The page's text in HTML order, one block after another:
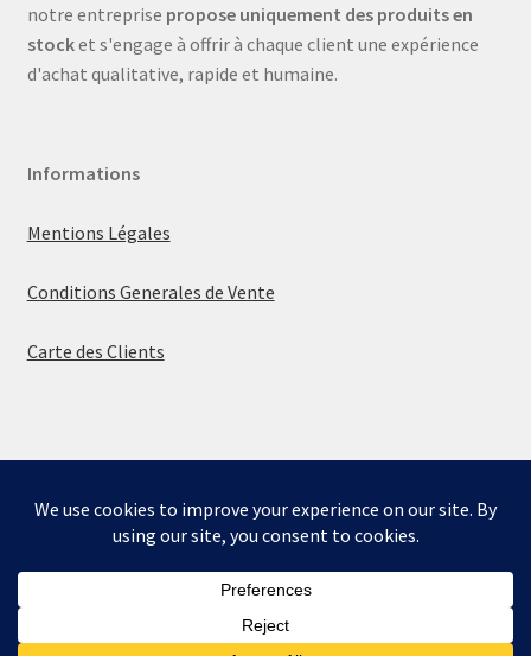
Bienvenue sur la boutique de Mumbly - Cartes de
notre entreprise propose uniquement des produits en
stocket s'engage à offrir à chaque client une expérience
d'achat qualitative, rapide et humaine.
Informations
Mentions Légales
Conditions Generales de Vente
Carte des Clients
© La boutique de Mumbly 2026
Built with WooCommerce.